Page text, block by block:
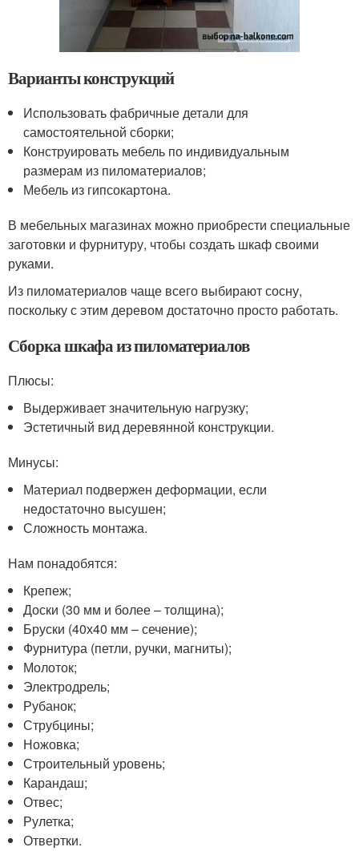
Варианты конструкций
Использовать фабричные детали для
самостоятельной сборки;
Конструировать мебель по индивидуальным
размерам из пиломатериалов;
Мебель из гипсокартона.
В мебельных магазинах можно приобрести специальные
заготовки и фурнитуру, чтобы создать шкаф своими
руками.
Из пиломатериалов чаще всего выбирают сосну,
поскольку с этим деревом достаточно просто работать.
Сборка шкафа из пиломатериалов
Плюсы:
Выдерживает значительную нагрузку;
Эстетичный вид деревянной конструкции.
Минусы:
Материал подвержен деформации, если
недостаточно высушен;
Сложность монтажа.
Нам понадобятся:
Крепеж;
Доски (30 мм и более – толщина);
Бруски (40х40 мм – сечение);
Фурнитура (петли, ручки, магниты);
Молоток;
Электродрель;
Рубанок;
Струбцины;
Ножовка;
Строительный уровень;
Карандаш;
Отвес;
Рулетка;
Отвертки.